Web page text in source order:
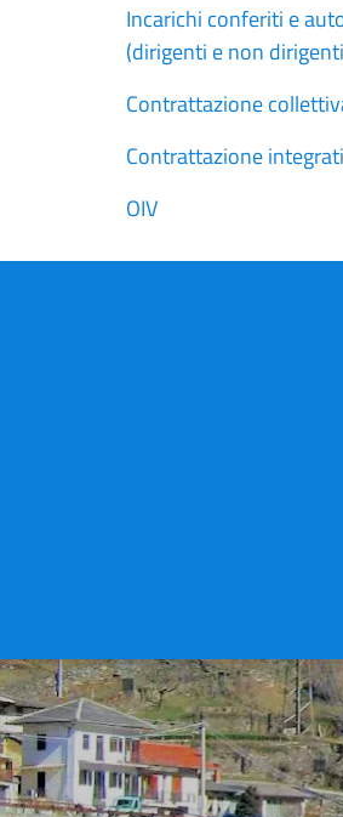
Incarichi conferiti e
(dirigenti e non
Contrattazione
Contrattazione
OIV